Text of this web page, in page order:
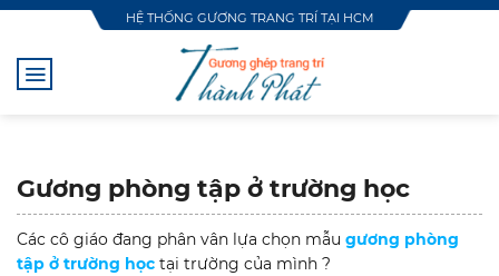
Skip
content
HỆ THỐNG GƯƠNG TRANG TRÍ TẠI HCM
Gương phòng tập ở trường học
Các cô giáo đang phân vân lựa chọn mẫu gương phòng
tập ở trường học tại trường của mình ?